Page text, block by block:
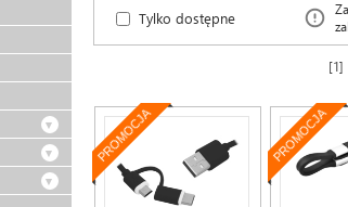
Tylko dostępne
1
PROMOCJA PROMOCJA